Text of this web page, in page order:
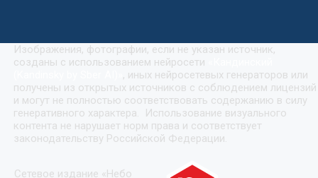
Изображения, фотографии, если не указан источник,
созданы с использованием нейросети
, иных нейросетевых генераторов или
получены из открытых источников с соблюдением лицензий
и могут не полностью соответствовать содержанию в силу
генеративного характера. Использование визуального
контента не нарушает норм права и соответствует
законодательству Российской Федерации.
Сетевое издание «Небо